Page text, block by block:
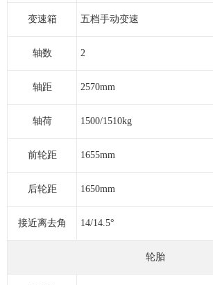
变速箱 五档手动变速
轴数 2
轴距 2570mm
轴荷 1500/1510kg
前轮距 1655mm
后轮距 1650mm
接近离去角 14/14.5°
轮胎